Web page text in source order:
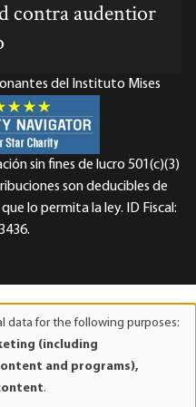
contra audentior
del Instituto Mises
sin fines de lucro 501(c)(3)
son deducibles de
lo permita la ley. ID Fiscal:
data for the following purposes:
(including
and programs),
.